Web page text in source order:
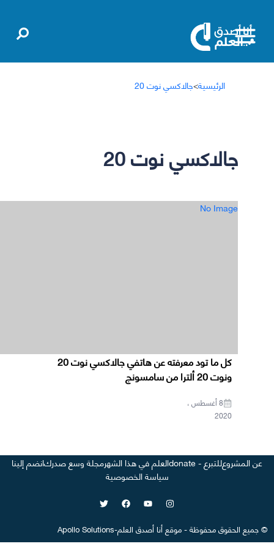
الرئيسية>جالاكسي نوت 20
جالاكسي نوت 20
No Image
كل ما تود معرفته عن هاتفي جالاكسي نوت 20
ونوت 20 ألترا من سامسونج
8 أغسطس ،
2020
عن المشروعللتبرع - donate العلم في هذا الشهرمجلة وسع صدركانضم إلينا
سياسة الخصوصية
©جميع الحقوق محفوظة-موقع أنا أصدق العلم-
Apollo Solutions